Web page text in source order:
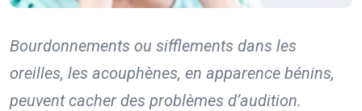
Bourdonnements ou sifflements dans les
oreilles, les acouphènes, en apparence bénins,
peuvent cacher des problèmes d’audition.